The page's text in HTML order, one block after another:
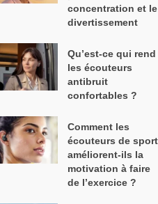
concentration et le
divertissement
Qu’est-ce qui rend
les écouteurs
antibruit
confortables ?
Comment les
écouteurs de sport
améliorent-ils la
motivation à faire
de l’exercice ?